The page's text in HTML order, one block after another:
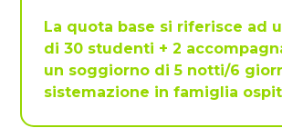
La quota base si riferisce ad
di 30 studenti + 2
un soggiorno di 5 notti/6
sistemazione in famiglia